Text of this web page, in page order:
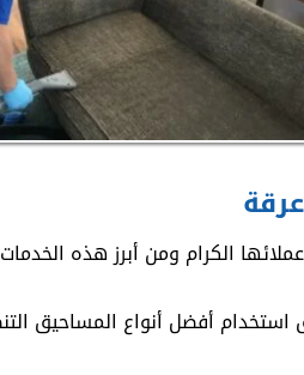
الكرام ومن أبرز هذه
أفضل أنواع المساحيق